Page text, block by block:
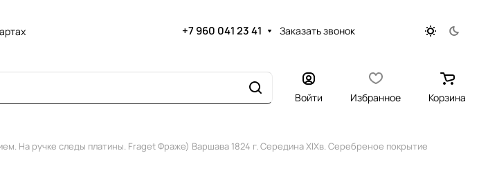
+7 960 041 23 41 Заказать звонок
Войти Избранное Корзина
На ручке следы платины. Fraget Фраже) Варшава 1824 г. Середина XIXв. Серебреное покрытие